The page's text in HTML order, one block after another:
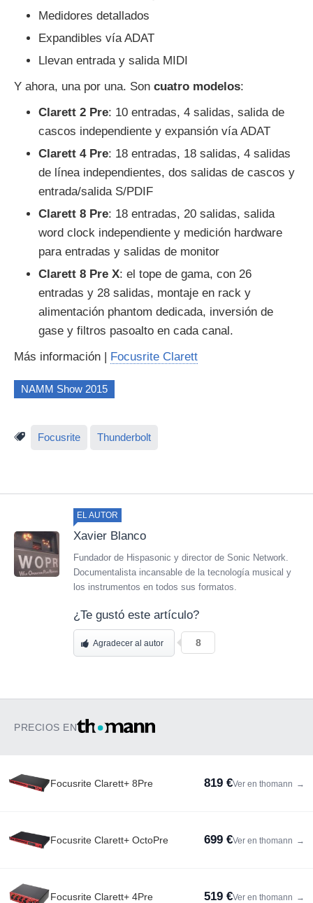
Medidores detallados
Expandibles vía ADAT
Llevan entrada y salida MIDI
Y ahora, una por una. Son cuatro modelos:
Clarett 2 Pre: 10 entradas, 4 salidas, salida de
cascos independiente y expansión vía ADAT
Clarett 4 Pre: 18 entradas, 18 salidas, 4 salidas
de línea independientes, dos salidas de cascos y
entrada/salida S/PDIF
Clarett 8 Pre: 18 entradas, 20 salidas, salida
word clock independiente y medición hardware
para entradas y salidas de monitor
Clarett 8 Pre X: el tope de gama, con 26
entradas y 28 salidas, montaje en rack y
alimentación phantom dedicada, inversión de
gase y filtros pasoalto en cada canal.
Más información | Focusrite Clarett
NAMM Show 2015
Focusrite Thunderbolt
EL AUTOR
Xavier Blanco
Fundador de Hispasonic y director de Sonic Network.
Documentalista incansable de la tecnología musical y
los instrumentos en todos sus formatos.
¿Te gustó este artículo?
Agradecer al autor 8
PRECIOS EN
Focusrite Clarett+ 8Pre 819 €Ver en thomann →
Focusrite Clarett+ OctoPre 699 €Ver en thomann →
Focusrite Clarett+ 4Pre 519 €Ver en thomann →